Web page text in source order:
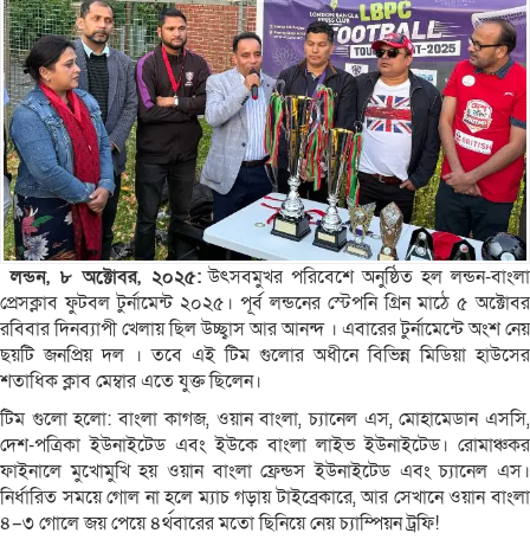
লন্ডন, ৮ অক্টোবর, ২০২৫:উৎসবমুখর পরিবেশে অনুষ্ঠিত হল লন্ডন-বাংলা
প্রেসক্লাব ফুটবল টুর্নামেন্ট ২০২৫। পূর্ব লন্ডনের স্টেপনি গ্রিন মাঠে ৫ অক্টোবর
রবিবার দিনব‍্যাপী খেলায় ছিল উচ্ছ্বাস আর আনন্দ । এবারের টুর্নামেন্টে অংশ নেয়
ছয়টি জনপ্রিয় দল । তবে এই টিম গুলোর অধীনে বিভিন্ন মিডিয়া হাউসের
শতাধিক ক্লাব মেম্বার এতে যুক্ত ছিলেন।
টিম গুলো হলো: বাংলা কাগজ, ওয়ান বাংলা, চ্যানেল এস, মোহামেডান এসসি,
দেশ-পত্রিকা ইউনাইটেড এবং ইউকে বাংলা লাইভ ইউনাইটেড। রোমাঞ্চকর
ফাইনালে মুখোমুখি হয় ওয়ান বাংলা ফ্রেন্ডস ইউনাইটেড এবং চ্যানেল এস।
নির্ধারিত সময়ে গোল না হলে ম্যাচ গড়ায় টাইব্রেকারে, আর সেখানে ওয়ান বাংলা
৪–৩ গোলে জয় পেয়ে ৪র্থবারের মতো ছিনিয়ে নেয় চ্যাম্পিয়ন ট্রফি!